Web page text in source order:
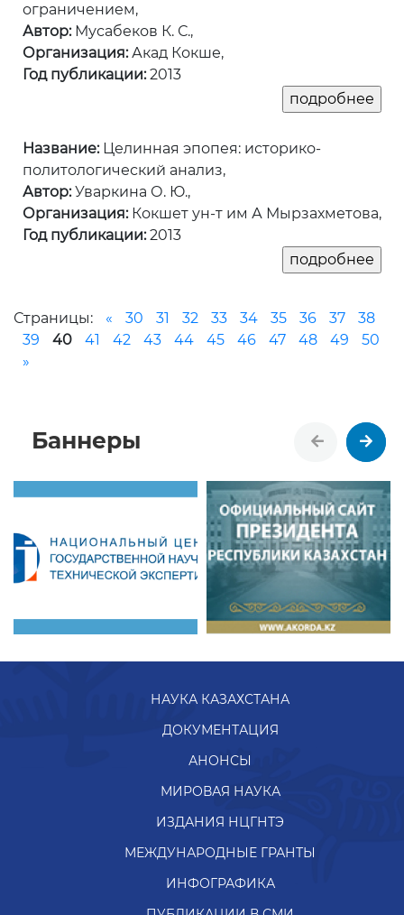
ограничением,
Автор:Мусабеков К. С.,
Организация:Акад Кокше,
Год публикации:2013
Название:Целинная эпопея: историко-
политологический анализ,
Автор:Уваркина О. Ю.,
Организация:Кокшет ун-т им А Мырзахметова,
Год публикации:2013
Страницы: « 30 31 32 33 34 35 36 37
38
39
40 41 42 43 44 45 46 47 48 49
50
»
Баннеры
НАУКА КАЗАХСТАНА
ДОКУМЕНТАЦИЯ
АНОНСЫ
МИРОВАЯ НАУКА
ИЗДАНИЯ НЦГНТЭ
МЕЖДУНАРОДНЫЕ ГРАНТЫ
ИНФОГРАФИКА